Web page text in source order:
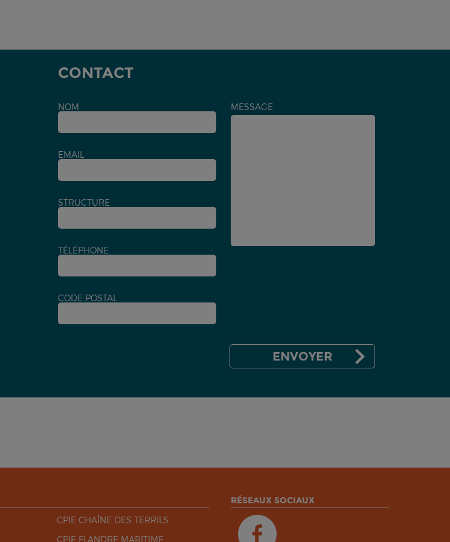
CONTACT
NOM
EMAIL
STRUCTURE
TÉLÉPHONE
CODE POSTAL
MESSAGE
CPIE CHAÎNE DES TERRILS
CPIE FLANDRE MARITIME
RÉSEAUX SOCIAUX